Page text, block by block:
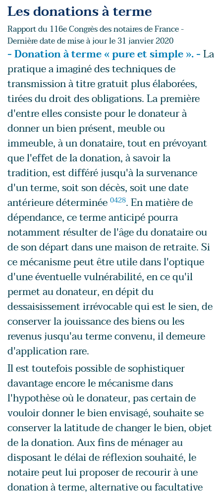
Les donations à terme
Rapport du 116e Congrès des notaires de France -
Dernière date de mise à jour le 31 janvier 2020
- Donation à terme « pure et simple ». -La
pratique a imaginé des techniques de
transmission à titre gratuit plus élaborées,
tirées du droit des obligations. La première
d'entre elles consiste pour le donateur à
donner un bien présent, meuble ou
immeuble, à un donataire, tout en prévoyant
que l'effet de la donation, à savoir la
tradition, est différé jusqu'à la survenance
d'un terme, soit son décès, soit une date
antérieure déterminée 0428. En matière de
dépendance, ce terme anticipé pourra
notamment résulter de l'âge du donataire ou
de son départ dans une maison de retraite. Si
ce mécanisme peut être utile dans l'optique
d'une éventuelle vulnérabilité, en ce qu'il
permet au donateur, en dépit du
dessaisissement irrévocable qui est le sien, de
conserver la jouissance des biens ou les
revenus jusqu'au terme convenu, il demeure
d'application rare.
Il est toutefois possible de sophistiquer
davantage encore le mécanisme dans
l'hypothèse où le donateur, pas certain de
vouloir donner le bien envisagé, souhaite se
conserver la latitude de changer le bien, objet
de la donation. Aux fins de ménager au
disposant le délai de réflexion souhaité, le
notaire peut lui proposer de recourir à une
donation à terme, alternative ou facultative